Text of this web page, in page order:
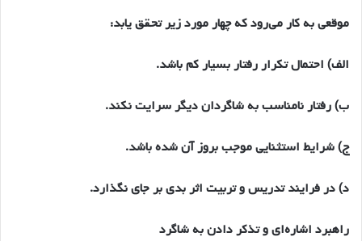
موقعي به كار مي‌رود كه چهار مورد زير تحقق يابد:
الف) احتمال تكرار رفتار بسيار كم باشد.
ب) رفتار نامناسب به شاگردان ديگر سرايت نكند.
ج) شرايط استثنايي موجب بروز آن شده باشد.
د) در فرايند تدريس و تربيت اثر بدي بر جاي نگذارد.
راهبرد اشاره‌اي و تذكر دادن به شاگرد